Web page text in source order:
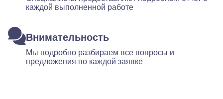
каждой выполненной работе
Внимательность
Мы подробно разбираем все вопросы и
предложения по каждой заявке